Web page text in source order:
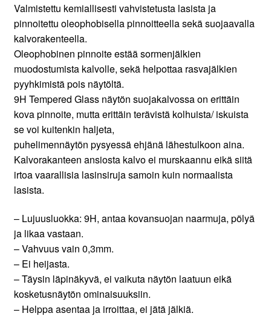
Valmistettu kemiallisesti vahvistetusta lasista ja
pinnoitettu oleophobisella pinnoitteella sekä suojaavalla
kalvorakenteella.
Oleophobinen pinnoite estää sormenjälkien
muodostumista kalvolle, sekä helpottaa rasvajälkien
pyyhkimistä pois näytöltä.
9H Tempered Glass näytön suojakalvossa on erittäin
kova pinnoite, mutta erittäin terävistä kolhuista/ iskuista
se voi kuitenkin haljeta,
puhelimennäytön pysyessä ehjänä lähestulkoon aina.
Kalvorakanteen ansiosta kalvo ei murskaannu eikä siitä
irtoa vaarallisia lasinsiruja samoin kuin normaalista
lasista.
– Lujuusluokka: 9H, antaa kovansuojan naarmuja, pölyä
ja likaa vastaan.
– Vahvuus vain 0,3mm.
– Ei heijasta.
– Täysin läpinäkyvä, ei vaikuta näytön laatuun eikä
kosketusnäytön ominaisuuksiin.
– Helppa asentaa ja irroittaa, ei jätä jälkiä.